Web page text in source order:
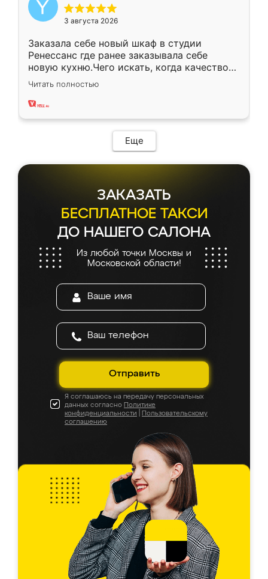
3 августа 2026
Заказала себе новый шкаф в студии
Ренессанс где ранее заказывала себе
новую кухню.Чего искать, когда качеством
вполне довольна. Служит кухня уже почти
два года, нареканий нет.
Читать полностью
Еще
ЗАКАЗАТЬ
БЕСПЛАТНОЕ ТАКСИ
ДО НАШЕГО САЛОНА
Из любой точки Москвы и
Московской области!
Отправить
Я соглашаюсь на передачу персональных
данных согласно Политике
конфиденциальности
Пользовательскому
соглашению